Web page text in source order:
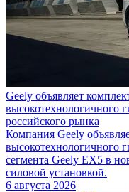
Geely объявляет
высокотехнологичного
российского рынка
Компания Geely
высокотехнологичного
сегмента Geely EX5 в
силовой установкой.
6 августа 2026